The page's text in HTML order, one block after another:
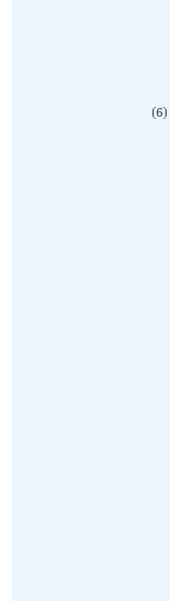
6